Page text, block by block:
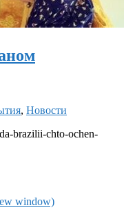
, Новости
brazilii-chto-ochen-
window)